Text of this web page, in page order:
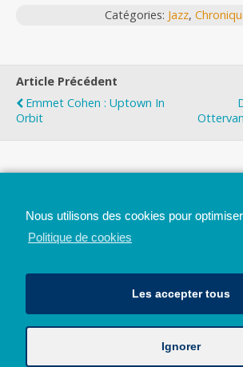
Catégories: Jazz,
Article Précédent
Emmet Cohen : Uptown In
Orbit
Avec le soutien de la Province de
Nous utilisons des cookies pour
Politique de cookies
Les accepter tous
Ignorer